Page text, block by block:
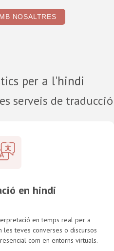
NOSALTRES
per a l'hindi
serveis de traducció
en hindi
en temps real per a
les teves converses o discursos
com en entorns virtuals.